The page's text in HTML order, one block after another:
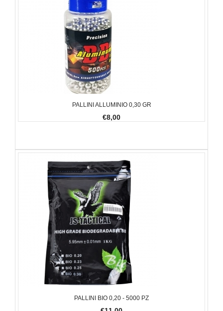
PALLINI ALLUMINIO 0,30 GR
€8,00
PALLINI BIO 0,20 - 5000 PZ